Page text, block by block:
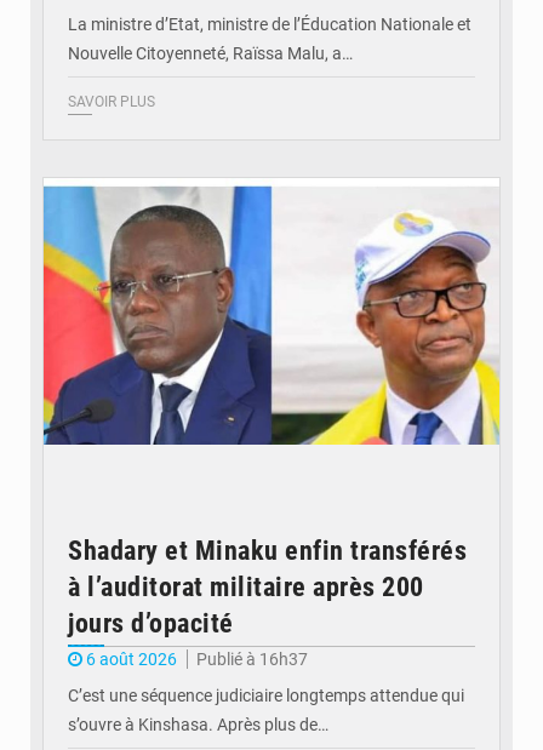
La ministre d’Etat, ministre de l’Éducation Nationale et
Nouvelle Citoyenneté, Raïssa Malu, a…
SAVOIR PLUS
Shadary et Minaku enfin transférés
à l’auditorat militaire après 200
jours d’opacité
6 août 2026
Publié à 16h37
C’est une séquence judiciaire longtemps attendue qui
s’ouvre à Kinshasa. Après plus de…